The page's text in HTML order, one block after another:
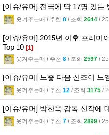
[이슈/유머] 전국에 딱 17명 있는
웃겨주는매 l 추천 8 l 조회 2644 l
[이슈/유머] 2015년 이후 프리미
Top 10 [1]
웃겨주는매 l 추천 8 l 조회 2597 l
[이슈/유머] 느좋 다음 신조어 느
웃겨주는매 l 추천 12 l 조회 3175 l
[이슈/유머] 박찬욱 감독 신작에
웃겨주는매 l 추천 7 l 조회 2899 l